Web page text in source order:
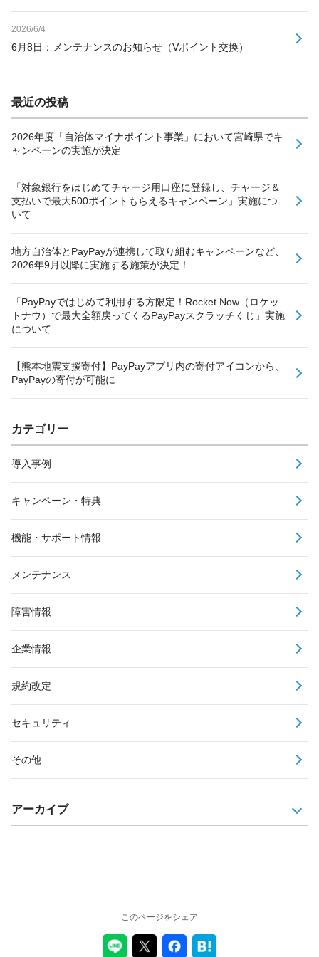
2026/6/4
6月8日：メンテナンスのお知らせ（Vポイント交換）
最近の投稿
2026年度「自治体マイナポイント事業」において宮崎県でキ
ャンペーンの実施が決定
「対象銀行をはじめてチャージ用口座に登録し、チャージ＆
支払いで最大500ポイントもらえるキャンペーン」実施につ
いて
地方自治体とPayPayが連携して取り組むキャンペーンなど、
2026年9月以降に実施する施策が決定！
「PayPayではじめて利用する方限定！Rocket Now（ロケッ
トナウ）で最大全額戻ってくるPayPayスクラッチくじ」実施
について
【熊本地震支援寄付】PayPayアプリ内の寄付アイコンから、
PayPayの寄付が可能に
カテゴリー
導入事例
キャンペーン・特典
機能・サポート情報
メンテナンス
障害情報
企業情報
規約改定
セキュリティ
その他
アーカイブ
このページをシェア